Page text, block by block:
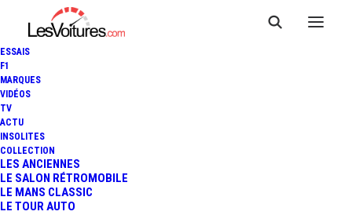
ESSAIS
F1
MARQUES
VIDÉOS
TV
ACTU
INSOLITES
COLLECTION
LES ANCIENNES
LE SALON RÉTROMOBILE
LE MANS CLASSIC
LE TOUR AUTO
CITROËN WRC 2013 - RALLY
ARGENTINA - DAY 1